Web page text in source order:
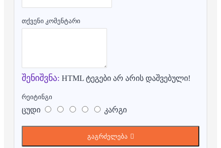
თქვენი კომენტარი
შენიშვნა: HTML ტეგები არ არის დაშვებული!
რეიტინგი
ცუდი კარგი
გაგრძელება